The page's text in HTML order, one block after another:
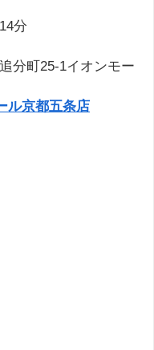
分
分町25-1イオンモー
ル京都五条店